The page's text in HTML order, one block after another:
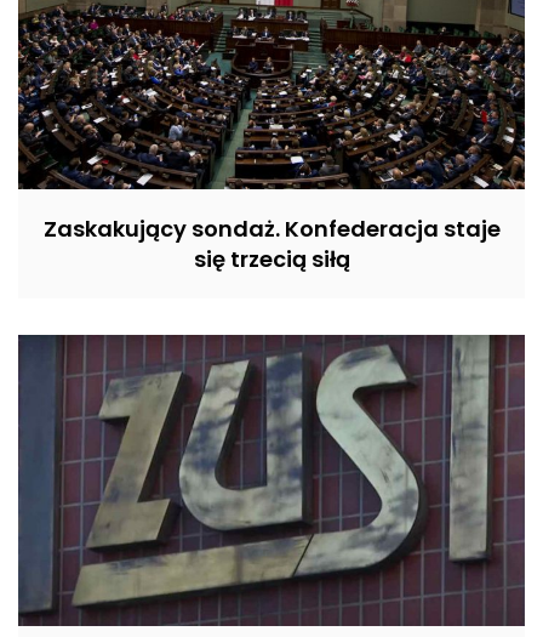
Zaskakujący sondaż. Konfederacja staje
się trzecią siłą